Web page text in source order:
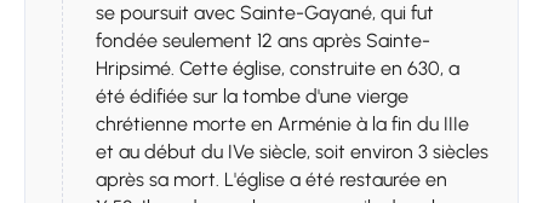
se poursuit avec Sainte-Gayané, qui fut
fondée seulement 12 ans après Sainte-
Hripsimé. Cette église, construite en 630, a
été édifiée sur la tombe d'une vierge
chrétienne morte en Arménie à la fin du IIIe
et au début du IVe siècle, soit environ 3 siècles
après sa mort. L'église a été restaurée en